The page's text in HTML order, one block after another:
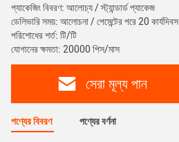
প্যাকেজিং বিবরণ: আলোচ্য / স্ট্যান্ডার্ড প্যাকেজ
ডেলিভারি সময়: আলোচনা / পেমেন্টের পরে 20 কার্যদিবস
পরিশোধের শর্ত: টি/টি
যোগানের ক্ষমতা: 20000 পিস/মাস
সেরা মূল্য পান
পণ্যের বিবরণ পণ্যের বর্ণনা